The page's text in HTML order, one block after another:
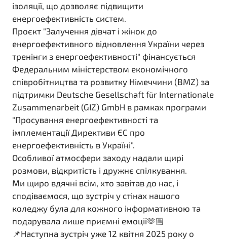
ізоляції, що дозволяє підвищити
енергоефективність систем.
Проєкт "Залучення дівчат і жінок до
енергоефективного відновлення України через
тренінги з енергоефективності" фінансується
Федеральним міністерством економічного
співробітництва та розвитку Німеччини (BMZ) за
підтримки Deutsche Gesellschaft für Internationale
Zusammenarbeit (GIZ) GmbH в рамках програми
"Просування енергоефективності та
імплементації Директиви ЄС про
енергоефективність в Україні".
Особливої атмосфери заходу надали щирі
розмови, відкритість і дружнє спілкування.
Ми щиро вдячні всім, хто завітав до нас, і
сподіваємося, що зустріч у стінах нашого
коледжу була для кожного інформативною та
подарувала лише приємні емоції🫶🏼
📌Наступна зустріч уже 12 квітня 2025 року о